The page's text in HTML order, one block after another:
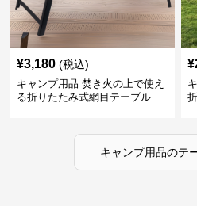
¥3,180 (税込)
キャンプ用品 焚き火の上で使え
る折りたたみ式網目テーブル
¥
キャンプ用品のテ